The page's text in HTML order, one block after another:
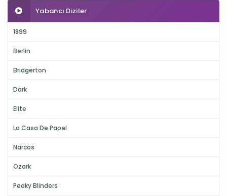
Yabancı Diziler
1899
Berlin
Bridgerton
Dark
Elite
La Casa De Papel
Narcos
Ozark
Peaky Blinders